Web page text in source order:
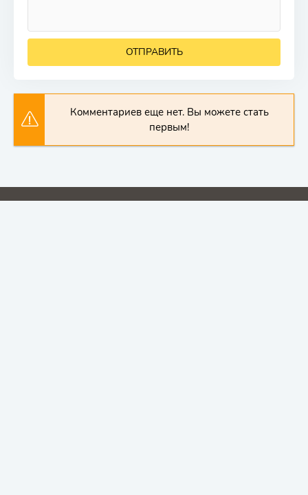
ОТПРАВИТЬ
Комментариев еще нет. Вы можете стать
первым!